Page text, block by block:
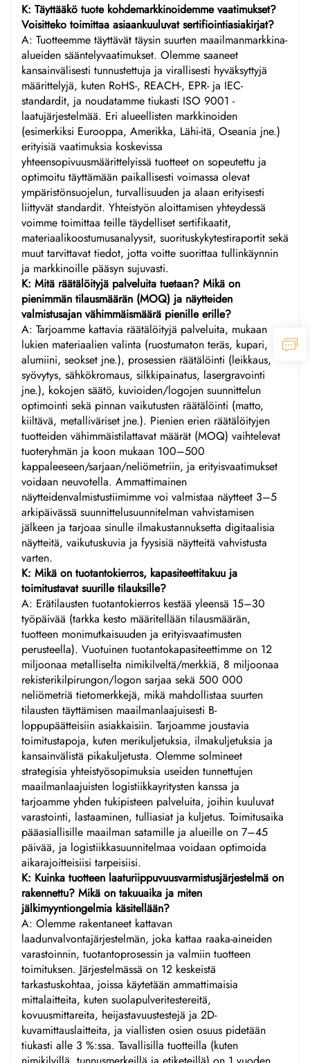
K: Täyttääkö tuote kohdemarkkinoidemme vaatimukset?
Voisitteko toimittaa asiaankuuluvat sertifiointiasiakirjat?
A: Tuotteemme täyttävät täysin suurten maailmanmarkkina-
alueiden sääntelyvaatimukset. Olemme saaneet
kansainvälisesti tunnustettuja ja virallisesti hyväksyttyjä
määrittelyjä, kuten RoHS-, REACH-, EPR- ja IEC-
standardit, ja noudatamme tiukasti ISO 9001 -
laatujärjestelmää. Eri alueellisten markkinoiden
(esimerkiksi Eurooppa, Amerikka, Lähi-itä, Oseania jne.)
erityisiä vaatimuksia koskevissa
yhteensopivuusmäärittelyissä tuotteet on sopeutettu ja
optimoitu täyttämään paikallisesti voimassa olevat
ympäristönsuojelun, turvallisuuden ja alaan erityisesti
liittyvät standardit. Yhteistyön aloittamisen yhteydessä
voimme toimittaa teille täydelliset sertifikaatit,
materiaalikoostumusanalyysit, suorituskykytestiraportit sekä
muut tarvittavat tiedot, jotta voitte suorittaa tullinkäynnin
ja markkinoille pääsyn sujuvasti.
K: Mitä räätälöityjä palveluita tuetaan? Mikä on
pienimmän tilausmäärän (MOQ) ja näytteiden
valmistusajan vähimmäismäärä pienille erille?
A: Tarjoamme kattavia räätälöityjä palveluita, mukaan
lukien materiaalien valinta (ruostumaton teräs, kupari,
alumiini, seokset jne.), prosessien räätälöinti (leikkaus,
syövytys, sähkökromaus, silkkipainatus, lasergravointi
jne.), kokojen säätö, kuvioiden/logojen suunnittelun
optimointi sekä pinnan vaikutusten räätälöinti (matto,
kiiltävä, metalliväriset jne.). Pienien erien räätälöityjen
tuotteiden vähimmäistilattavat määrät (MOQ) vaihtelevat
tuoteryhmän ja koon mukaan 100–500
kappaleeseen/sarjaan/neliömetriin, ja erityisvaatimukset
voidaan neuvotella. Ammattimainen
näytteidenvalmistustiimimme voi valmistaa näytteet 3–5
arkipäivässä suunnittelusuunnitelman vahvistamisen
jälkeen ja tarjoaa sinulle ilmakustannuksetta digitaalisia
näytteitä, vaikutuskuvia ja fyysisiä näytteitä vahvistusta
varten.
K: Mikä on tuotantokierros, kapasiteettitakuu ja
toimitustavat suurille tilauksille?
A: Erätilausten tuotantokierros kestää yleensä 15–30
työpäivää (tarkka kesto määritellään tilausmäärän,
tuotteen monimutkaisuuden ja erityisvaatimusten
perusteella). Vuotuinen tuotantokapasiteettimme on 12
miljoonaa metalliselta nimikilveltä/merkkiä, 8 miljoonaa
rekisterikilpirungon/logon sarjaa sekä 500 000
neliömetriä tietomerkkejä, mikä mahdollistaa suurten
tilausten täyttämisen maailmanlaajuisesti B-
loppupäätteisiin asiakkaisiin. Tarjoamme joustavia
toimitustapoja, kuten merikuljetuksia, ilmakuljetuksia ja
kansainvälistä pikakuljetusta. Olemme solmineet
strategisia yhteistyösopimuksia useiden tunnettujen
maailmanlaajuisten logistiikkayritysten kanssa ja
tarjoamme yhden tukipisteen palveluita, joihin kuuluvat
varastointi, lastaaminen, tulliasiat ja kuljetus. Toimitusaika
pääasiallisille maailman satamille ja alueille on 7–45
päivää, ja logistiikkasuunnitelmaa voidaan optimoida
aikarajoitteisiisi tarpeisiisi.
K: Kuinka tuotteen laaturiippuvuusvarmistusjärjestelmä on
rakennettu? Mikä on takuuaika ja miten
jälkimyyntiongelmia käsitellään?
A: Olemme rakentaneet kattavan
laadunvalvontajärjestelmän, joka kattaa raaka-aineiden
varastoinnin, tuotantoprosessin ja valmiin tuotteen
toimituksen. Järjestelmässä on 12 keskeistä
tarkastuskohtaa, joissa käytetään ammattimaisia
mittalaitteita, kuten suolapulveritestereitä,
kovuusmittareita, heijastavuustestejä ja 2D-
kuvamittauslaitteita, ja viallisten osien osuus pidetään
tiukasti alle 3 %:ssa. Tavallisilla tuotteilla (kuten